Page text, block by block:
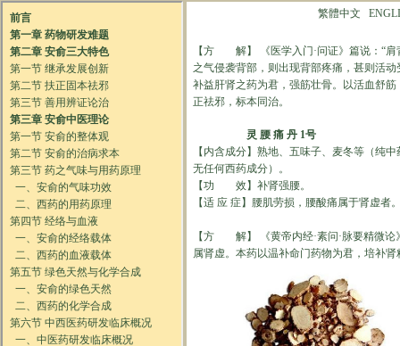
繁體中文
【方 解】 《医学入门·问证》篇说：“
之气侵袭背部，则出现背部疼痛，甚则活
补益肝肾之药为君，强筋壮骨。以活血舒
正祛邪，标本同治。
灵 腰 痛 丹 1号
【内含成分】熟地、五味子、麦冬等（纯
无任何西药成分）。
【功 效】补肾强腰。
【适 应 症】腰肌劳损，腰酸痛属于肾虚者
【方 解】 《黄帝内经·素问·脉要精微论
属肾虚。本药以温补命门药物为君，培补